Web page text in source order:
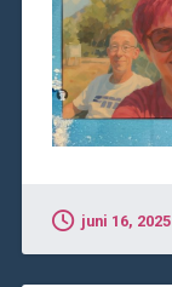
juni 16, 2025